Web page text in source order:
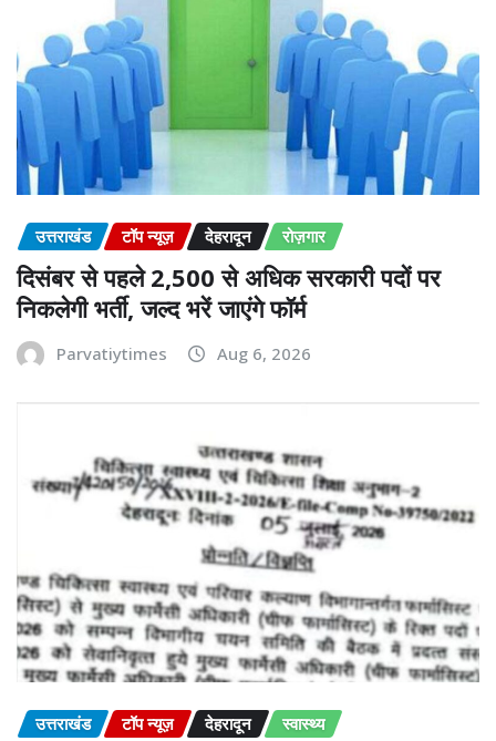
उत्तराखंड टॉप न्यूज़ देहरादून रोज़गार
दिसंबर से पहले 2,500 से अधिक सरकारी पदों पर
निकलेगी भर्ती, जल्द भरें जाएंगे फॉर्म
Parvatiytimes Aug 6, 2026
उत्तराखंड टॉप न्यूज़ देहरादून स्वास्थ्य